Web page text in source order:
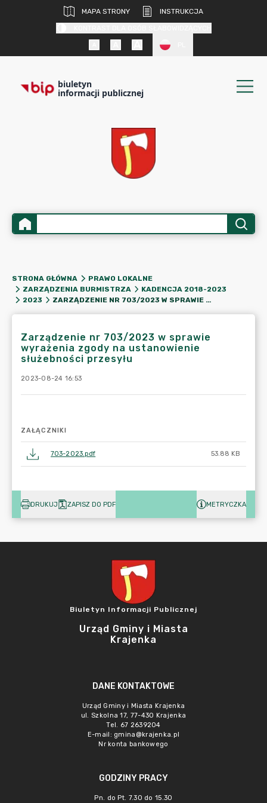
MAPA STRONY
INSTRUKCJA
biuletyn
informacji publicznej
STRONA GŁÓWNA
PRAWO LOKALNE
ZARZĄDZENIA BURMISTRZA
KADENCJA 2018-2023
2023
ZARZĄDZENIE NR 703/2023 W SPRAWIE WYRAŻENIA ZGODY NA USTANOWIENIE SŁUŻEBNOŚCI PRZESYŁU
Zarządzenie nr 703/2023 w sprawie
wyrażenia zgody na ustanowienie
służebności przesyłu
2023-08-24 16:53
ZAŁĄCZNIKI
703-2023.pdf 53.88 KB
DRUKUJ ZAPISZ DO PDF METRYCZKA
Biuletyn Informacji Publicznej
Urząd Gminy i Miasta
Krajenka
DANE KONTAKTOWE
Urząd Gminy i Miasta Krajenka
ul. Szkolna 17, 77-430 Krajenka
Tel. 67 2639204
E-mail: gmina@krajenka.pl
Nr konta bankowego
GODZINY PRACY
Pn. do Pt. 7.30 do 15.30